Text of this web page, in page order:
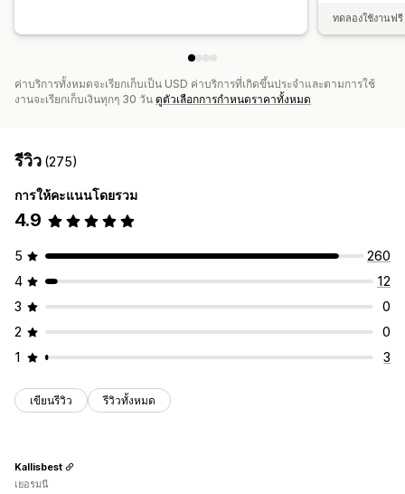
ทดลองใช้งานฟ
ค่าบริการทั้งหมดจะเรียกเก็บเป็น USD ค่าบริการที่เกิดขึ้นประจำและตามการใช้
งานจะเรียกเก็บเงินทุกๆ 30 วัน ดูตัวเลือกการกำหนดราคาทั้งหมด
รีวิว (275)
การให้คะแนนโดยรวม
4.9
5
260
4
12
3
0
2
0
1
3
เขียนรีวิว รีวิวทั้งหมด
Kallisbest
เยอรมนี